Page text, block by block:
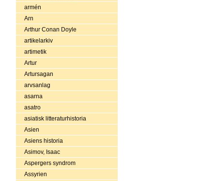
armén
Arn
Arthur Conan Doyle
artikelarkiv
artimetik
Artur
Artursagan
arvsanlag
asarna
asatro
asiatisk litteraturhistoria
Asien
Asiens historia
Asimov, Isaac
Aspergers syndrom
Assyrien